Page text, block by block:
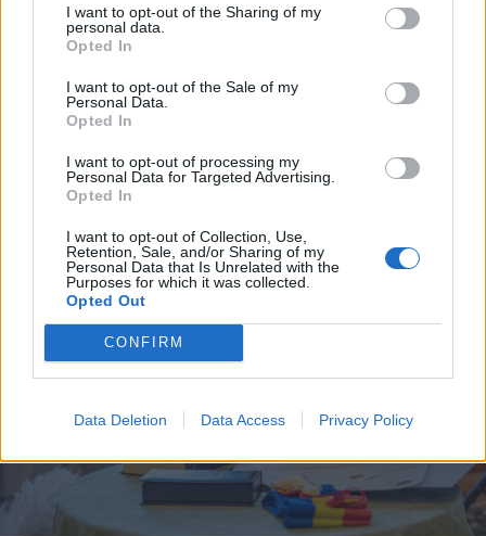
I want to opt-out of the Sharing of my
personal data.
Opted In
I want to opt-out of the Sale of my
Personal Data.
Opted In
I want to opt-out of processing my
Personal Data for Targeted Advertising.
Opted In
I want to opt-out of Collection, Use,
Retention, Sale, and/or Sharing of my
Personal Data that Is Unrelated with the
Purposes for which it was collected.
Opted Out
CONFIRM
Data Deletion Data Access Privacy Policy
2025. június 23., hétfő
Több mint húsz százalékkal
csökkentik a kórházi ágyak számát